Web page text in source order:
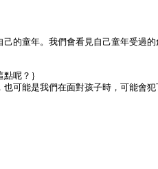
的童年。我們會看見自己童年受過
呢？｝
可能是我們在面對孩子時，可能會犯